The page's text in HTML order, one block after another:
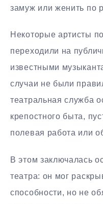
замуж или женить по
Некоторые артисты
переходили на
известными
случаи не были
театральная служба
крепостного быта,
полевая работа или
В этом заключалась
театра: он мог
способности, но не